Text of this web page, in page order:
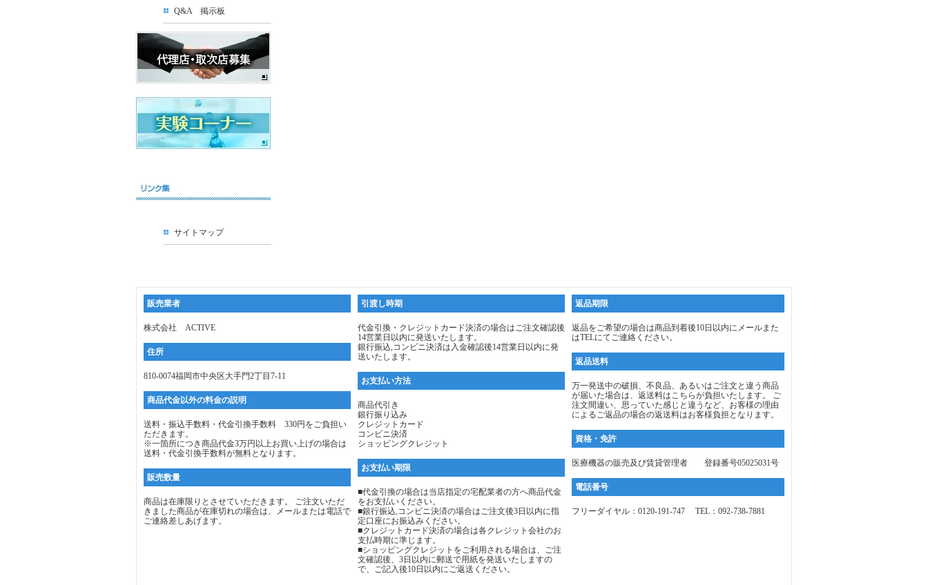
Q&A 掲示板
サイトマップ
販売業者
株式会社 ACTIVE
住所
810-0074福岡市中央区大手門2丁目7-11
商品代金以外の料金の説明
送料・振込手数料・代金引換手数料 330円をご負担い
ただきます。
※一箇所につき商品代金3万円以上お買い上げの場合は
送料・代金引換手数料が無料となります。
販売数量
商品は在庫限りとさせていただきます。 ご注文いただ
きました商品が在庫切れの場合は、メールまたは電話で
ご連絡差しあげます。
引渡し時期
代金引換・クレジットカード決済の場合はご注文確認後
14営業日以内に発送いたします。
銀行振込,コンビニ決済は入金確認後14営業日以内に発
送いたします。
お支払い方法
商品代引き
銀行振り込み
クレジットカード
コンビニ決済
ショッピングクレジット
お支払い期限
■代金引換の場合は当店指定の宅配業者の方へ商品代金
をお支払いください。
■銀行振込,コンビニ決済の場合はご注文後3日以内に指
定口座にお振込みください。
■クレジットカード決済の場合は各クレジット会社のお
支払時期に準じます。
■ショッピングクレジットをご利用される場合は、ご注
文確認後、3日以内に郵送で用紙を発送いたしますの
で、ご記入後10日以内にご返送ください。
返品期限
返品をご希望の場合は商品到着後10日以内にメールまた
はTELにてご連絡ください。
返品送料
万一発送中の破損、不良品、あるいはご注文と違う商品
が届いた場合は、返送料はこちらが負担いたします。 ご
注文間違い、思っていた感じと違うなど、お客様の理由
によるご返品の場合の返送料はお客様負担となります。
資格・免許
医療機器の販売及び賃貸管理者 登録番号05025031号
電話番号
フリーダイヤル：0120-191-747 TEL：092-738-7881